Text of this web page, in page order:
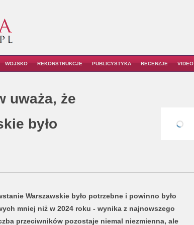
WOJSKO REKONSTRUKCJE PUBLICYSTYKA RECENZJE VIDEO
uważa, że
było
Warszawskie było potrzebne i powinno było
mniej niż w 2024 roku - wynika z najnowszego
przeciwników pozostaje niemal niezmienna, ale